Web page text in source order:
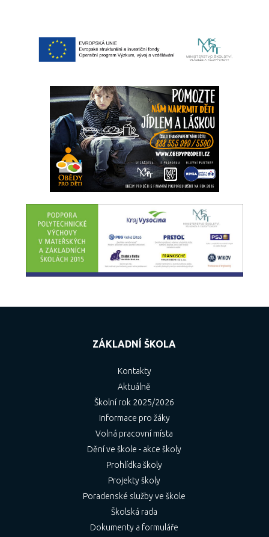
ZÁKLADNÍ ŠKOLA
Kontakty
Aktuálně
Školní rok 2025/2026
Informace pro žáky
Volná pracovní místa
Dění ve škole - akce školy
Prohlídka školy
Projekty školy
Poradenské služby ve škole
Školská rada
Dokumenty a formuláře